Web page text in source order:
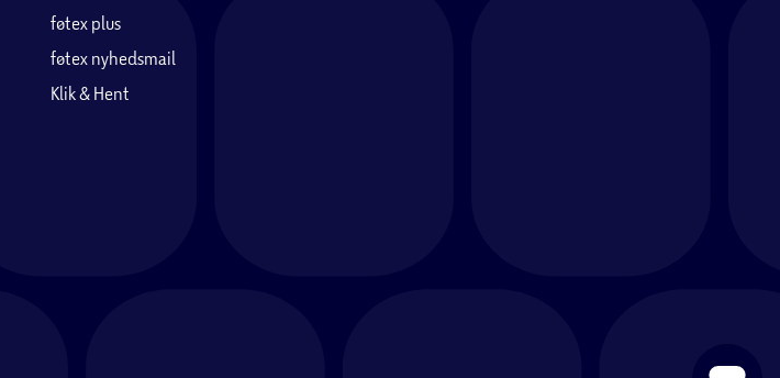
føtex plus
føtex nyhedsmail
Klik & Hent